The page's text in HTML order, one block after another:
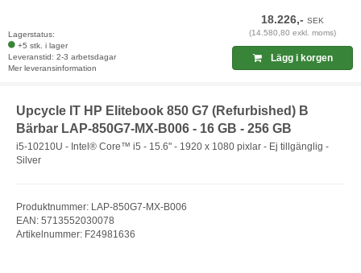
Lagerstatus:
+5 stk. i lager
Leveranstid: 2-3 arbetsdagar
Mer leveransinformation
18.226,-SEK
(14.580,80 exkl. moms)
Lägg i korgen
Upcycle IT HP Elitebook 850 G7 (Refurbished) B
Bärbar LAP-850G7-MX-B006 - 16 GB - 256 GB
i5-10210U - Intel® Core™ i5 - 15.6" - 1920 x 1080 pixlar - Ej tillgänglig -
Silver
Produktnummer: LAP-850G7-MX-B006
EAN: 5713552030078
Artikelnummer: F24981636